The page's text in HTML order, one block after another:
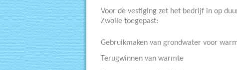
Voor de vestiging zet het bedrijf in op
Zwolle toegepast:
Gebruikmaken van grondwater voor
Terugwinnen van warmte